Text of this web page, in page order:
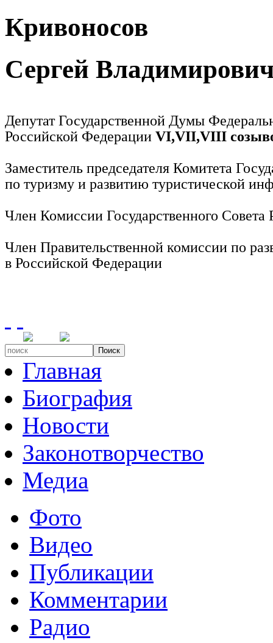
Кривоносов
Сергей
Депутат Государственной Думы
Российской Федерации VI,VII,VIII
Заместитель председателя Комитета
по туризму и развитию туристической
Член Комиссии Государственного
Член Правительственной комиссии по
в Российской Федерации
Поиск
Главная
Биография
Новости
Законотворчество
Медиа
Фото
Видео
Публикации
Комментарии
Радио